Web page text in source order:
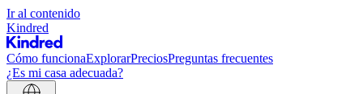
Ir al contenido
Kindred
Cómo funcionaExplorarPreciosPreguntas frecuentes
¿Es mi casa adecuada?